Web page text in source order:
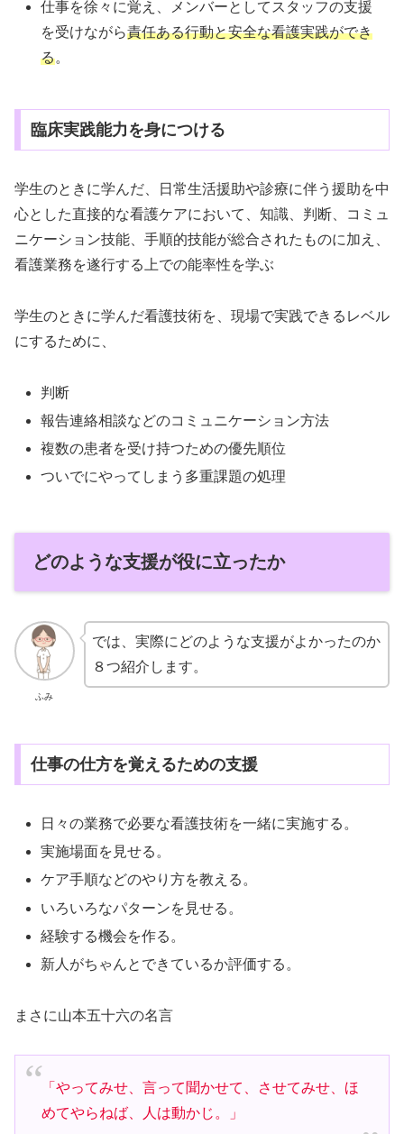
仕事を徐々に覚え、メンバーとしてスタッフの支援
を受けながら責任ある行動と安全な看護実践ができ
る。
臨床実践能力を身につける
学生のときに学んだ、日常生活援助や診療に伴う援助を中
心とした直接的な看護ケアにおいて、知識、判断、コミュ
ニケーション技能、手順的技能が総合されたものに加え、
看護業務を遂行する上での能率性を学ぶ
学生のときに学んだ看護技術を、現場で実践できるレベル
にするために、
判断
報告連絡相談などのコミュニケーション方法
複数の患者を受け持つための優先順位
ついでにやってしまう多重課題の処理
どのような支援が役に立ったか
ふみ
では、実際にどのような支援がよかったのか
８つ紹介します。
仕事の仕方を覚えるための支援
日々の業務で必要な看護技術を一緒に実施する。
実施場面を見せる。
ケア手順などのやり方を教える。
いろいろなパターンを見せる。
経験する機会を作る。
新人がちゃんとできているか評価する。
まさに山本五十六の名言
「やってみせ、言って聞かせて、させてみせ、ほ
めてやらねば、人は動かじ。」